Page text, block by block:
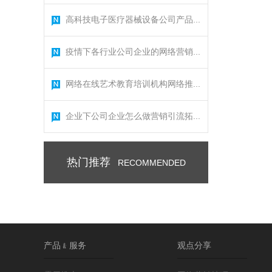
高科技电子医疗器械设备公司产品...
疫情下各行业公司企业的网络营销...
网络在线艺术教育培训机构网络推...
企业下公司企业怎么做营销引流拓...
热门推荐 RECOMMENDED
产品﹠服务 观点分享